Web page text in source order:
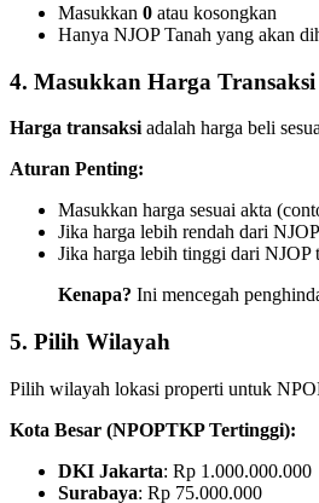
Masukkan 0 atau kosongkan
Hanya NJOP Tanah yang akan
4. Masukkan Harga Transaksi
Harga transaksi adalah harga beli
Aturan Penting:
Masukkan harga sesuai akta
Jika harga lebih rendah dari
Jika harga lebih tinggi dari NJOP
Kenapa? Ini mencegah
5. Pilih Wilayah
Pilih wilayah lokasi properti untuk
Kota Besar (NPOPTKP Tertinggi):
DKI Jakarta: Rp 1.000.000.000
Surabaya: Rp 75.000.000